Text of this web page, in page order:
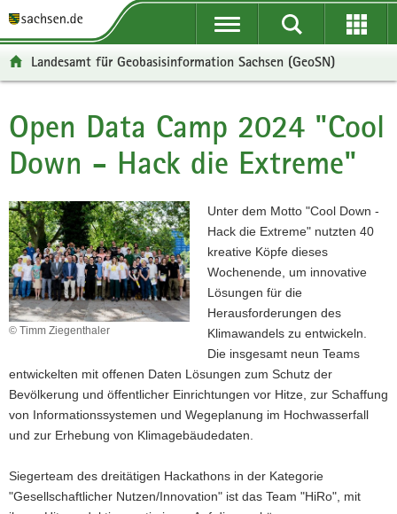
t
ü
b
e
g
r
e
i
f
e
n
e
N
a
v
g
a
t
n
a
v
g
a
t
i
o
n
p
n
h
a
t
t
-
B
e
e
i
c
h
Landesamt für Geobasisinformation Sachsen (GeoSN)
Hauptinhalt
Open Data Camp 2024 "Cool
Down - Hack die Extreme"
© Timm Ziegenthaler
Unter dem Motto "Cool Down -
Hack die Extreme" nutzten 40
kreative Köpfe dieses
Wochenende, um innovative
Lösungen für die
Herausforderungen des
Klimawandels zu entwickeln.
Die insgesamt neun Teams
entwickelten mit offenen Daten Lösungen zum Schutz der
Bevölkerung und öffentlicher Einrichtungen vor Hitze, zur Schaffung
von Informationssystemen und Wegeplanung im Hochwasserfall
und zur Erhebung von Klimagebäudedaten.
Siegerteam des dreitätigen Hackathons in der Kategorie
"Gesellschaftlicher Nutzen/Innovation" ist das Team "HiRo", mit